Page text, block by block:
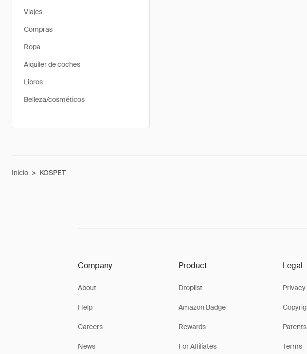
Viajes
Compras
Ropa
Alquiler de coches
Libros
Belleza/cosméticos
Inicio > KOSPET
Company
About
Help
Careers
News
Product
Droplist
Amazon Badge
Rewards
For Affiliates
Legal
Privacy
Patents
Terms